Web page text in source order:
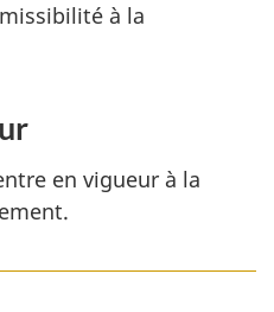
à la
en vigueur à la